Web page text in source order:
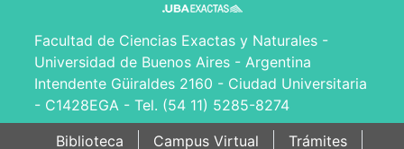
Facultad de Ciencias Exactas y Naturales -
Universidad de Buenos Aires - Argentina
Intendente Güiraldes 2160 - Ciudad Universitaria
- C1428EGA - Tel. (54 11) 5285-8274
Biblioteca
Campus Virtual Trámites